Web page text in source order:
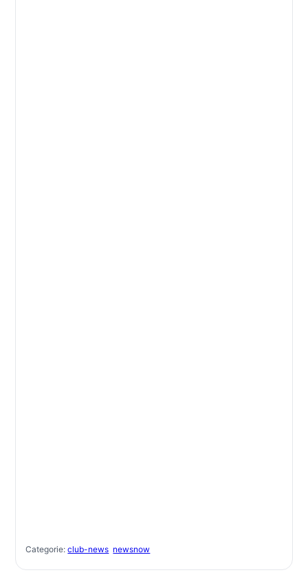
Categorie:club-news newsnow